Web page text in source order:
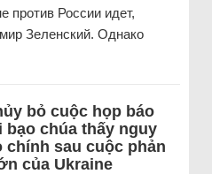
против России идет,
Зеленский. Однако
bỏ cuộc họp báo
bạo chúa thấy nguy
chính sau cuộc phản
của Ukraine